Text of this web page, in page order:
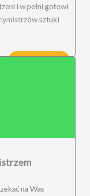
i w pełni gotowi
sztuki
na Was